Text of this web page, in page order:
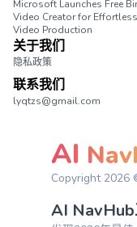
Microsoft Launches Free
Video Creator for
Video Production
关于我们
隐私政策
联系我们
lyqtzs@gmail.com
AI
Copyright 2026
AI